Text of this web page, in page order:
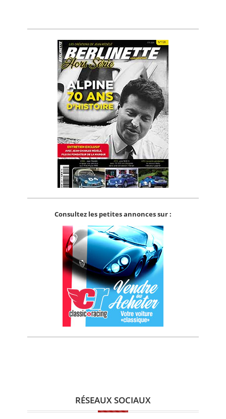
Consultez les petites annonces sur :
RÉSEAUX SOCIAUX